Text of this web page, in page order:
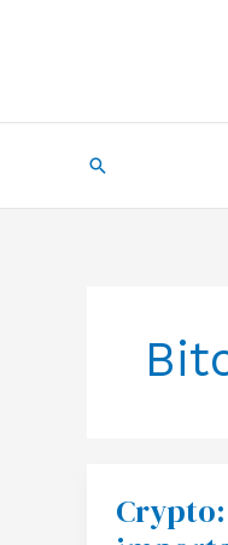
Search
Crypto:
une